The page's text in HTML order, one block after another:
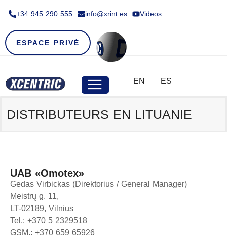
+34 945 290 555​ info@xrint.es Videos
ESPACE PRIVÉ
EN ES
DISTRIBUTEURS EN LITUANIE
UAB «Omotex»
Gedas Virbickas (Direktorius / General Manager)
Meistrų g. 11,
LT-02189, Vilnius
Tel.: +370 5 2329518
GSM.: +370 659 65926